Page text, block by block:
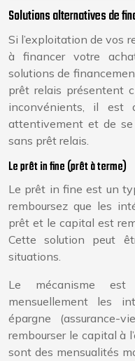
Solutions alternatives de
Si l’exploitation de vos
à financer votre
solutions de
prêt relais présentent
inconvénients, il est
attentivement et de se
sans prêt relais.
Le prêt in fine (prêt à terme)
Le prêt in fine est un
remboursez que les
prêt et le capital est
Cette solution peut
situations.
Le mécanisme
mensuellement les
épargne (assurance-
rembourser le capital à
sont des mensualités